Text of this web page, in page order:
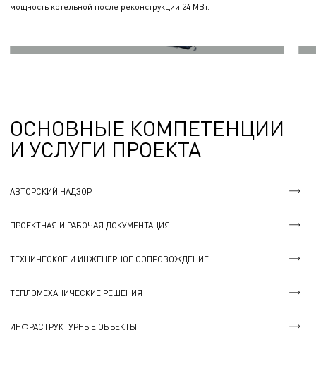
мощность котельной после реконструкции 24 МВт.
ОСНОВНЫЕ КОМПЕТЕНЦИИ
И УСЛУГИ ПРОЕКТА
АВТОРСКИЙ НАДЗОР
ПРОЕКТНАЯ И РАБОЧАЯ ДОКУМЕНТАЦИЯ
ТЕХНИЧЕСКОЕ И ИНЖЕНЕРНОЕ СОПРОВОЖДЕНИЕ
ТЕПЛОМЕХАНИЧЕСКИЕ РЕШЕНИЯ
ИНФРАСТРУКТУРНЫЕ ОБЪЕКТЫ